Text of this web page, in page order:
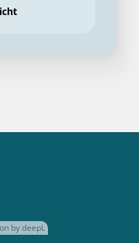
by deepL